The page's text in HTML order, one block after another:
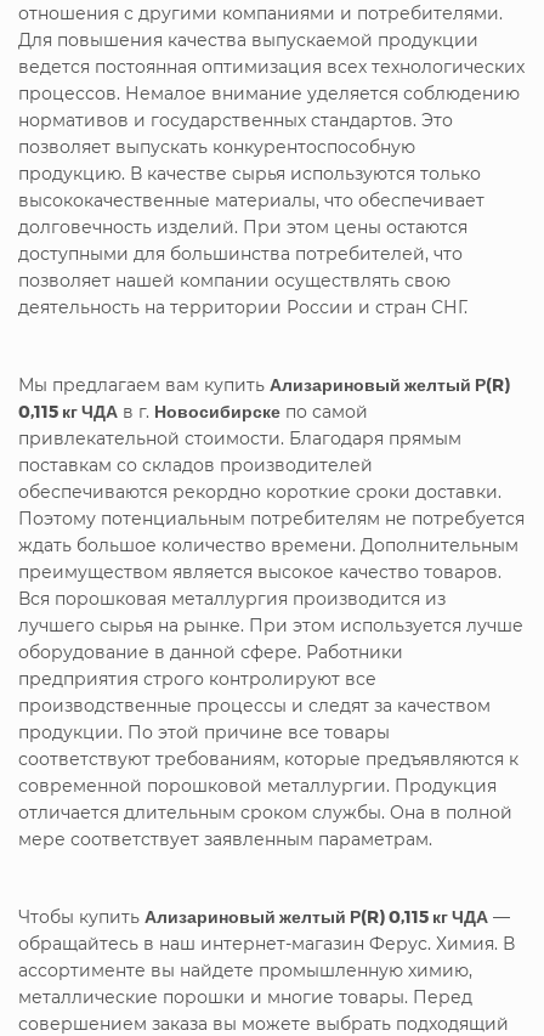
отношения с другими компаниями и потребителями.
Для повышения качества выпускаемой продукции
ведется постоянная оптимизация всех технологических
процессов. Немалое внимание уделяется соблюдению
нормативов и государственных стандартов. Это
позволяет выпускать конкурентоспособную
продукцию. В качестве сырья используются только
высококачественные материалы, что обеспечивает
долговечность изделий. При этом цены остаются
доступными для большинства потребителей, что
позволяет нашей компании осуществлять свою
деятельность на территории России и стран СНГ.
Мы предлагаем вам купить Ализариновый желтый Р(R)
0,115 кг ЧДА в г. Новосибирске по самой
привлекательной стоимости. Благодаря прямым
поставкам со складов производителей
обеспечиваются рекордно короткие сроки доставки.
Поэтому потенциальным потребителям не потребуется
ждать большое количество времени. Дополнительным
преимуществом является высокое качество товаров.
Вся порошковая металлургия производится из
лучшего сырья на рынке. При этом используется лучше
оборудование в данной сфере. Работники
предприятия строго контролируют все
производственные процессы и следят за качеством
продукции. По этой причине все товары
соответствуют требованиям, которые предъявляются к
современной порошковой металлургии. Продукция
отличается длительным сроком службы. Она в полной
мере соответствует заявленным параметрам.
Чтобы купить Ализариновый желтый Р(R) 0,115 кг ЧДА —
обращайтесь в наш интернет-магазин Ферус. Химия. В
ассортименте вы найдете промышленную химию,
металлические порошки и многие товары. Перед
совершением заказа вы можете выбрать подходящий